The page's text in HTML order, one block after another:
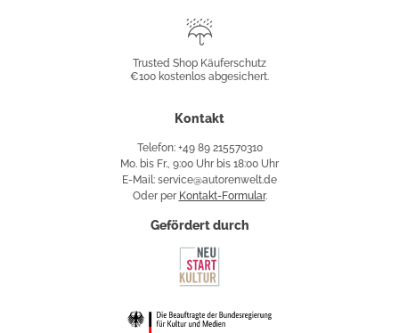
Käuferschutz
Trusted Shop Käuferschutz
€100 kostenlos abgesichert.
Kontakt
Telefon: +49 89 215570310
Mo. bis Fr., 9:00 Uhr bis 18:00 Uhr
E-Mail: service@autorenwelt.de
Oder per Kontakt-Formular.
Gefördert durch